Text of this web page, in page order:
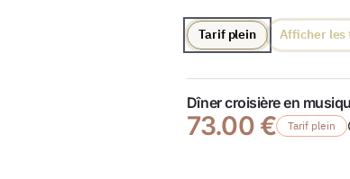
Tarif plein Afficher
Dîner croisière en
73.00 € Tarif plein